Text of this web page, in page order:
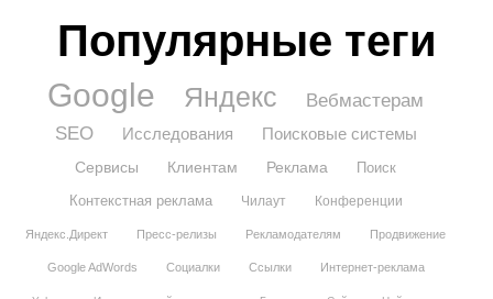
Популярные теги
Google Яндекс
Вебмастерам
SEO
Исследования Поисковые системы
Сервисы Клиентам Реклама
Поиск
Контекстная реклама
Чилаут Конференции
Яндекс.Директ Пресс-релизы Рекламодателям Продвижение
Google AdWords Социалки Ссылки Интернет-реклама